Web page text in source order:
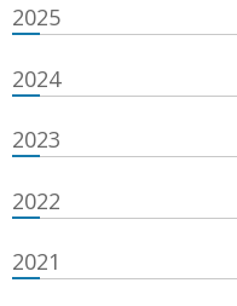
2025
2024
2023
2022
2021